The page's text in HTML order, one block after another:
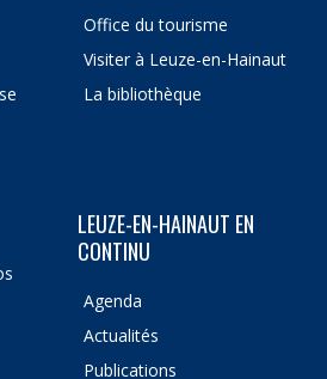
Office du tourisme
Visiter à Leuze-en-Hainaut
La bibliothèque
LEUZE-EN-HAINAUT EN
CONTINU
Agenda
Actualités
Publications